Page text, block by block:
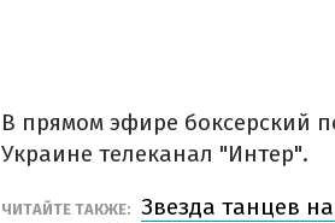
В прямом эфире боксерский
Украине телеканал "Интер".
ЧИТАЙТЕ ТАКЖЕ: Звезда танцев